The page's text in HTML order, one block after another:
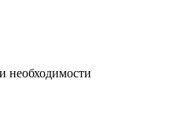
необходимости